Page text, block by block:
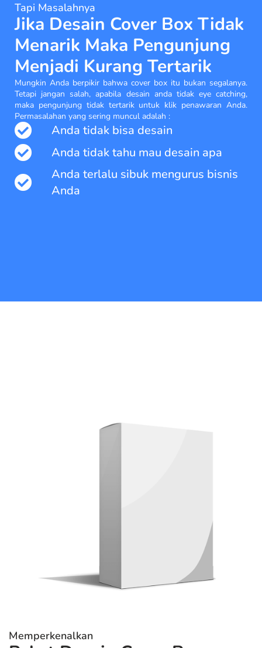
Tapi Masalahnya
Jika Desain Cover Box Tidak
Menarik Maka Pengunjung
Menjadi Kurang Tertarik
Mungkin Anda berpikir bahwa cover box itu bukan segalanya.
Tetapi jangan salah, apabila desain anda tidak eye catching,
maka pengunjung tidak tertarik untuk klik penawaran Anda.
Permasalahan yang sering muncul adalah :
Anda tidak bisa desain
Anda tidak tahu mau desain apa
Anda terlalu sibuk mengurus bisnis
Anda
Memperkenalkan